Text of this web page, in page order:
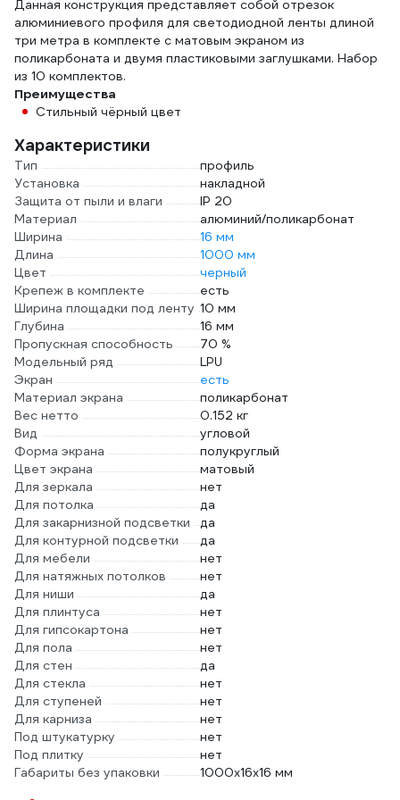
Данная конструкция представляет собой отрезок
алюминиевого профиля для светодиодной ленты длиной
три метра в комплекте с матовым экраном из
поликарбоната и двумя пластиковыми заглушками. Набор
из 10 комплектов.
Преимущества
Стильный чёрный цвет
Характеристики
Тип
профиль
Установка
накладной
Защита от пыли и влаги
IP 20
Материал
алюминий/поликарбонат
Ширина
16 мм
Длина
1000 мм
Цвет
черный
Крепеж в комплекте
есть
Ширина площадки под ленту 10 мм
Глубина
16 мм
Пропускная способность
70 %
Модельный ряд
LPU
Экран
есть
Материал экрана
поликарбонат
Вес нетто
0.152 кг
Вид
угловой
Форма экрана
полукруглый
Цвет экрана
матовый
Для зеркала
нет
Для потолка
да
Для закарнизной подсветки
да
Для контурной подсветки
да
Для мебели
нет
Для натяжных потолков
нет
Для ниши
да
Для плинтуса
нет
Для гипсокартона
нет
Для пола
нет
Для стен
да
Для стекла
нет
Для ступеней
нет
Для карниза
нет
Под штукатурку
нет
Под плитку
нет
Габариты без упаковки
1000x16x16 мм